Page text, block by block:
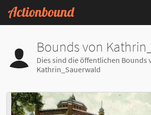
Bounds von
Dies sind die öffentlichen Bounds
Kathrin_Sauerwald